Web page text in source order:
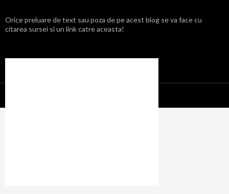
Orice preluare de text sau poza de pe acest blog se va face cu
citarea sursei si un link catre aceasta!